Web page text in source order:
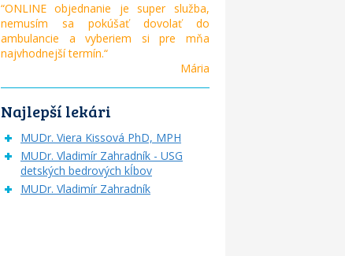
“ONLINE objednanie je super služba,
nemusím sa pokúšať dovolať do
ambulancie a vyberiem si pre mňa
najvhodnejší termín.“
Mária
Najlepší lekári
MUDr. Viera Kissová PhD, MPH
MUDr. Vladimír Zahradník - USG
detských bedrových kĺbov
MUDr. Vladimír Zahradník